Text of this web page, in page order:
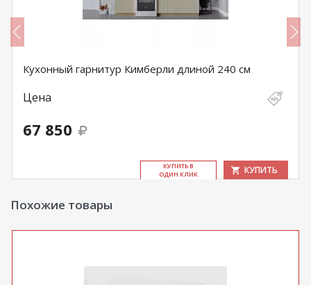
Кухонный гарнитур Кимберли длиной 240 см
Цена
67 850
КУ­ПИТЬ В
ОДИН КЛИК
КУПИТЬ
Похожие товары